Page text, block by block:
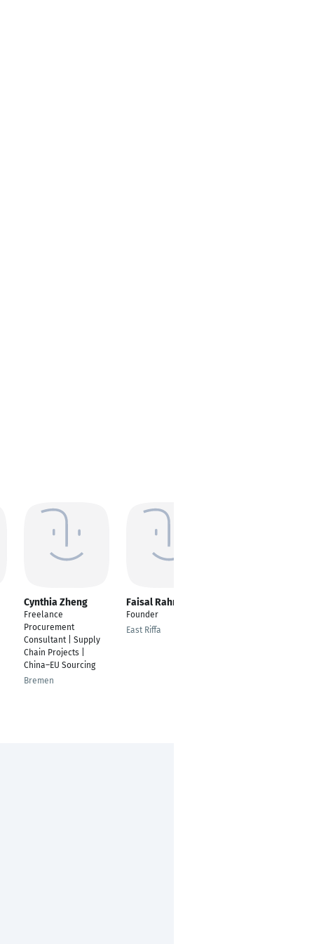
Cynthia Zheng
Freelance
Procurement
Consultant | Supply
Chain Projects |
China–EU Sourcing
Bremen
Faisal Rahman
Founder
East Riffa